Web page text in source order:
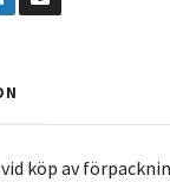
köp av